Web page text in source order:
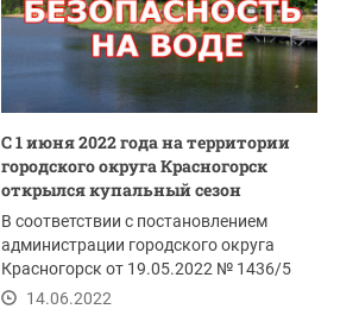
С 1 июня 2022 года на территории
городского округа Красногорск
открылся купальный сезон
В соответствии с постановлением
администрации городского округа
Красногорск от 19.05.2022 № 1436/5
«Об организации и...
14.06.2022